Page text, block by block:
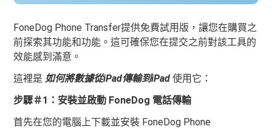
FoneDog Phone Transfer提供免費試用版，讓您在購買之
前探索其功能和功能。這可確保您在提交之前對該工具的
效能感到滿意。
這裡是如何將數據從iPad傳輸到iPad 使用它：
步驟＃1：安裝並啟動 FoneDog 電話傳輸
首先在您的電腦上下載並安裝 FoneDog Phone